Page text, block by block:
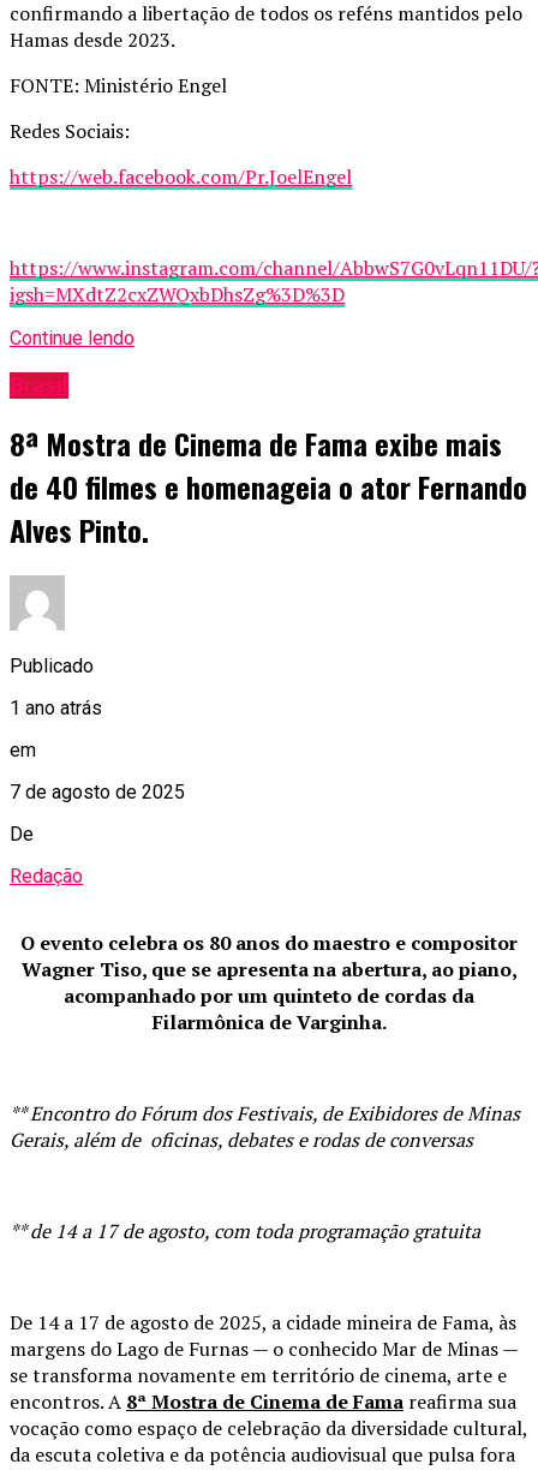
confirmando a libertação de todos os reféns mantidos pelo
Hamas desde 2023.
FONTE: Ministério Engel
Redes Sociais:
https://web.facebook.com/Pr.JoelEngel
https://www.instagram.com/channel/AbbwS7G0vLqn11DU/
igsh=MXdtZ2cxZWQxbDhsZg%3D%3D
Continue lendo
Brasil
8ª Mostra de Cinema de Fama exibe mais
de 40 filmes e homenageia o ator Fernando
Alves Pinto.
Publicado
1 ano atrás
em
7 de agosto de 2025
De
Redação
O evento celebra os 80 anos do maestro e compositor
Wagner Tiso, que se apresenta na abertura, ao piano,
acompanhado por um quinteto de cordas da
Filarmônica de Varginha.
** Encontro do Fórum dos Festivais, de Exibidores de Minas
Gerais, além de oficinas, debates e rodas de conversas
** de 14 a 17 de agosto, com toda programação gratuita
De 14 a 17 de agosto de 2025, a cidade mineira de Fama, às
margens do Lago de Furnas — o conhecido Mar de Minas —
se transforma novamente em território de cinema, arte e
encontros. A 8ª Mostra de Cinema de Fama reafirma sua
vocação como espaço de celebração da diversidade cultural,
da escuta coletiva e da potência audiovisual que pulsa fora